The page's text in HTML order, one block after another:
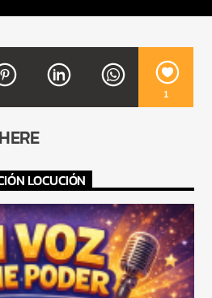
BACHATA MATUTINO
PM
1
LOCUCIÓN